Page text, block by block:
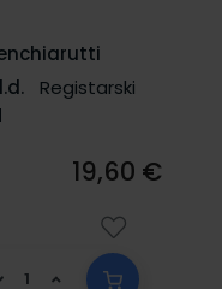
Registarski
19,60 €